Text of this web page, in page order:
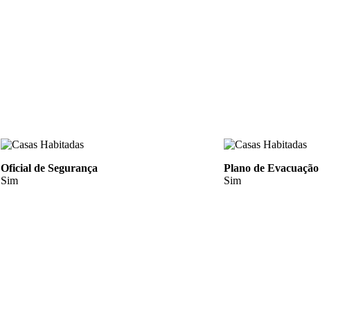
Oficial de Segurança
Sim
Plano de Evacuação
Sim